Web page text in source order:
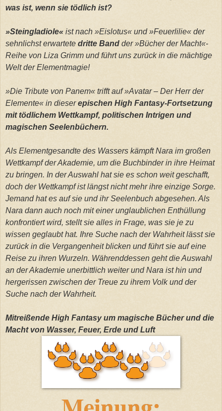
was ist, wenn sie tödlich ist?
»Steingladiole« ist nach »Eislotus« und »Feuerlilie« der
sehnlichst erwartete dritte Band der »Bücher der Macht«-
Reihe von Liza Grimm und führt uns zurück in die mächtige
Welt der Elementmagie!
»Die Tribute von Panem« trifft auf »Avatar – Der Herr der
Elemente« in dieserepischen High Fantasy-Fortsetzung
mit tödlichem Wettkampf, politischen Intrigen und
magischen Seelenbüchern.
Als Elementgesandte des Wassers kämpft Nara im großen
Wettkampf der Akademie, um die Buchbinder in ihre Heimat
zu bringen. In der Auswahl hat sie es schon weit geschafft,
doch der Wettkampf ist längst nicht mehr ihre einzige Sorge.
Jemand hat es auf sie und ihr Seelenbuch abgesehen. Als
Nara dann auch noch mit einer unglaublichen Enthüllung
konfrontiert wird, stellt sie alles in Frage, was sie je zu
wissen geglaubt hat. Ihre Suche nach der Wahrheit lässt sie
zurück in die Vergangenheit blicken und führt sie auf eine
Reise zu ihren Wurzeln. Währenddessen geht die Auswahl
an der Akademie unerbittlich weiter und Nara ist hin und
hergerissen zwischen der Treue zu ihrem Volk und der
Suche nach der Wahrheit.
Mitreißende High Fantasy um magische Bücher und die
Macht von Wasser, Feuer, Erde und Luft